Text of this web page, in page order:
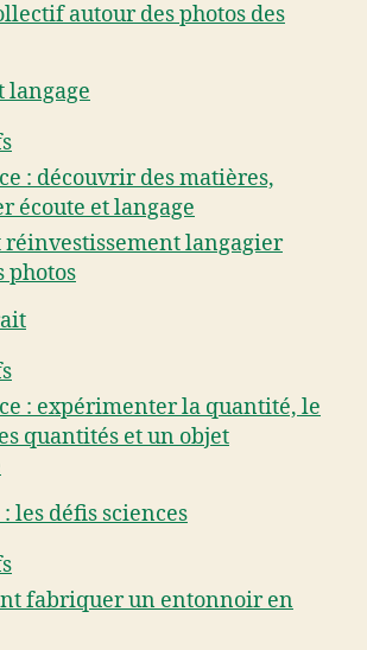
autour des photos des
langage
: découvrir des matières,
écoute et langage
réinvestissement langagier
photos
: expérimenter la quantité, le
quantités et un objet
les défis sciences
fabriquer un entonnoir en